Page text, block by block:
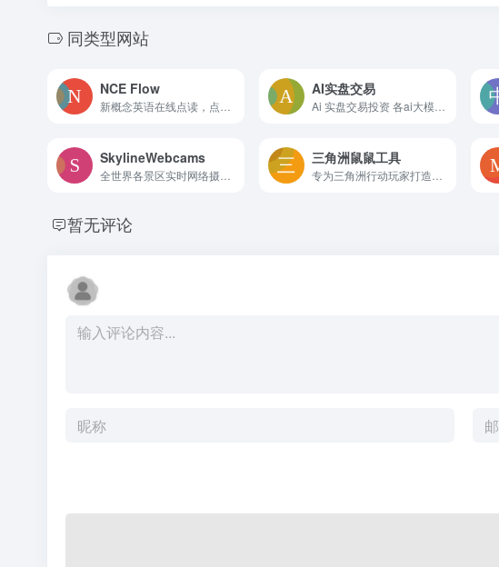
同类型网站
NCE Flow AI实盘交易
Ai 实盘交易投资 各ai大模型炒股实时收益统计
SkylineWebcams 三角洲鼠鼠工具
暂无评论